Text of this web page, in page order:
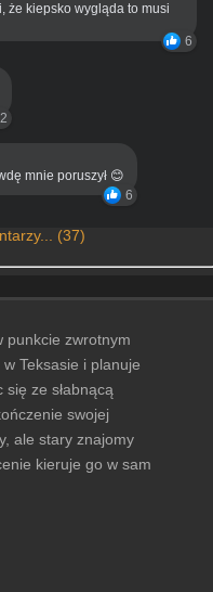
że kiepsko wygląda to musi
6
mnie poruszył 😊
6
(37)
punkcie zwrotnym
Teksasie i planuje
ze słabnącą
swojej
ale stary znajomy
kieruje go w sam